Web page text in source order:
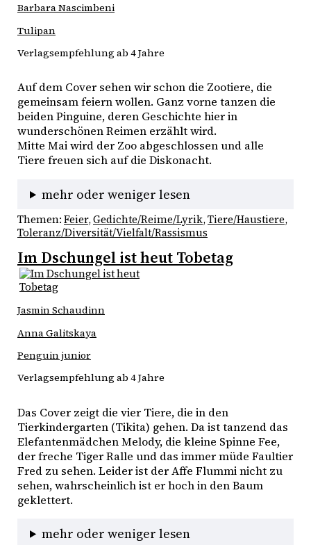
Barbara Nascimbeni
Tulipan
Verlagsempfehlung ab 4 Jahre
Auf dem Cover sehen wir schon die Zootiere, die
gemeinsam feiern wollen. Ganz vorne tanzen die
beiden Pinguine, deren Geschichte hier in
wunderschönen Reimen erzählt wird.
Mitte Mai wird der Zoo abgeschlossen und alle
Tiere freuen sich auf die Diskonacht.
mehr oder weniger lesen
Themen: Feier, Gedichte/Reime/Lyrik, Tiere/Haustiere
Toleranz/Diversität/Vielfalt/Rassismus
Im Dschungel ist heut Tobetag
Jasmin Schaudinn
Anna Galitskaya
Penguin junior
Verlagsempfehlung ab 4 Jahre
Das Cover zeigt die vier Tiere, die in den
Tierkindergarten (Tikita) gehen. Da ist tanzend das
Elefantenmädchen Melody, die kleine Spinne Fee,
der freche Tiger Ralle und das immer müde Faultier
Fred zu sehen. Leider ist der Affe Flummi nicht zu
sehen, wahrscheinlich ist er hoch in den Baum
geklettert.
mehr oder weniger lesen